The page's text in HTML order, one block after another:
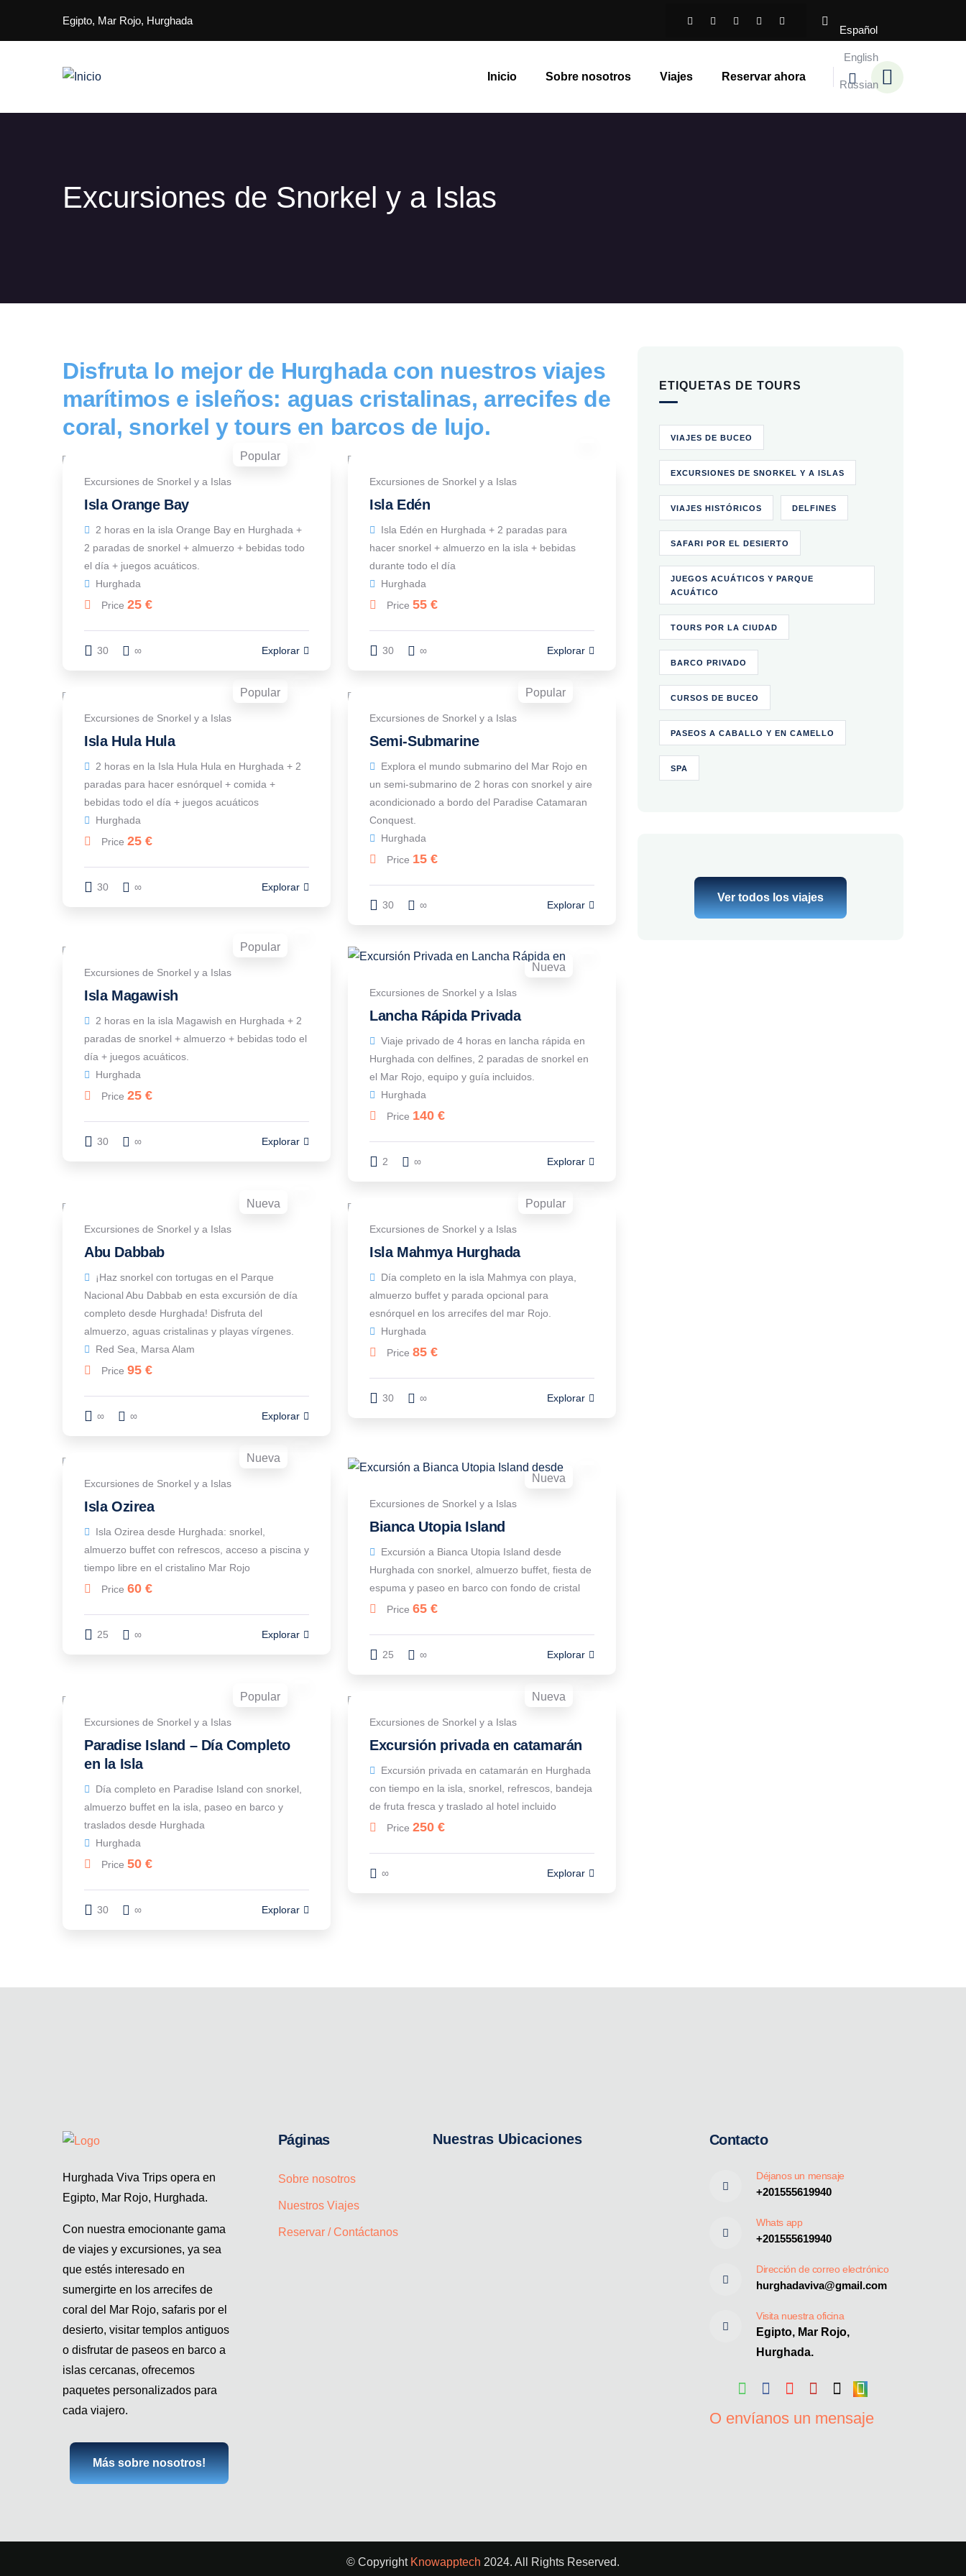
Egipto, Mar Rojo, Hurghada
Español
English
Russian
Inicio Sobre nosotros Viajes Reservar ahora
Excursiones de Snorkel y a Islas
Disfruta lo mejor de Hurghada con nuestros viajes
marítimos e isleños: aguas cristalinas, arrecifes de
coral, snorkel y tours en barcos de lujo.
Popular
Excursiones de Snorkel y a Islas
Isla Orange Bay
2 horas en la isla Orange Bay en Hurghada +
2 paradas de snorkel + almuerzo + bebidas todo
el día + juegos acuáticos.
Hurghada
Price 25 €
30 ∞ Explorar
Excursiones de Snorkel y a Islas
Isla Edén
Isla Edén en Hurghada + 2 paradas para
hacer snorkel + almuerzo en la isla + bebidas
durante todo el día
Hurghada
Price 55 €
30 ∞ Explorar
Popular
Excursiones de Snorkel y a Islas
Isla Hula Hula
2 horas en la Isla Hula Hula en Hurghada + 2
paradas para hacer esnórquel + comida +
bebidas todo el día + juegos acuáticos
Hurghada
Price 25 €
30 ∞ Explorar
Popular
Excursiones de Snorkel y a Islas
Semi-Submarine
Explora el mundo submarino del Mar Rojo en
un semi-submarino de 2 horas con snorkel y aire
acondicionado a bordo del Paradise Catamaran
Conquest.
Hurghada
Price 15 €
30 ∞ Explorar
Popular
Excursiones de Snorkel y a Islas
Isla Magawish
2 horas en la isla Magawish en Hurghada + 2
paradas de snorkel + almuerzo + bebidas todo el
día + juegos acuáticos.
Hurghada
Price 25 €
30 ∞ Explorar
Nueva
Excursiones de Snorkel y a Islas
Lancha Rápida Privada
Viaje privado de 4 horas en lancha rápida en
Hurghada con delfines, 2 paradas de snorkel en
el Mar Rojo, equipo y guía incluidos.
Hurghada
Price 140 €
2 ∞ Explorar
Nueva
Excursiones de Snorkel y a Islas
Abu Dabbab
¡Haz snorkel con tortugas en el Parque
Nacional Abu Dabbab en esta excursión de día
completo desde Hurghada! Disfruta del
almuerzo, aguas cristalinas y playas vírgenes.
Red Sea, Marsa Alam
Price 95 €
∞ ∞ Explorar
Popular
Excursiones de Snorkel y a Islas
Isla Mahmya Hurghada
Día completo en la isla Mahmya con playa,
almuerzo buffet y parada opcional para
esnórquel en los arrecifes del mar Rojo.
Hurghada
Price 85 €
30 ∞ Explorar
Nueva
Excursiones de Snorkel y a Islas
Isla Ozirea
Isla Ozirea desde Hurghada: snorkel,
almuerzo buffet con refrescos, acceso a piscina y
tiempo libre en el cristalino Mar Rojo
Price 60 €
25 ∞ Explorar
Nueva
Excursiones de Snorkel y a Islas
Bianca Utopia Island
Excursión a Bianca Utopia Island desde
Hurghada con snorkel, almuerzo buffet, fiesta de
espuma y paseo en barco con fondo de cristal
Price 65 €
25 ∞ Explorar
Popular
Excursiones de Snorkel y a Islas
Paradise Island – Día Completo
en la Isla
Día completo en Paradise Island con snorkel,
almuerzo buffet en la isla, paseo en barco y
traslados desde Hurghada
Hurghada
Price 50 €
30 ∞ Explorar
Nueva
Excursiones de Snorkel y a Islas
Excursión privada en catamarán
Excursión privada en catamarán en Hurghada
con tiempo en la isla, snorkel, refrescos, bandeja
de fruta fresca y traslado al hotel incluido
Price 250 €
∞ Explorar
ETIQUETAS DE TOURS
VIAJES DE BUCEO
EXCURSIONES DE SNORKEL Y A ISLAS
VIAJES HISTÓRICOS DELFINES
SAFARI POR EL DESIERTO
JUEGOS ACUÁTICOS Y PARQUE
ACUÁTICO
TOURS POR LA CIUDAD
BARCO PRIVADO
CURSOS DE BUCEO
PASEOS A CABALLO Y EN CAMELLO
SPA
Ver todos los viajes
Hurghada Viva Trips opera en
Egipto, Mar Rojo, Hurghada.
Con nuestra emocionante gama
de viajes y excursiones, ya sea
que estés interesado en
sumergirte en los arrecifes de
coral del Mar Rojo, safaris por el
desierto, visitar templos antiguos
o disfrutar de paseos en barco a
islas cercanas, ofrecemos
paquetes personalizados para
cada viajero.
Más sobre nosotros!
Páginas
Sobre nosotros
Nuestros Viajes
Reservar / Contáctanos
Nuestras Ubicaciones Contacto
Déjanos un mensaje
+201555619940
Whats app
+201555619940
Dirección de correo electrónico
hurghadaviva@gmail.com
Visita nuestra oficina
Egipto, Mar Rojo,
Hurghada.
O envíanos un mensaje
© Copyright Knowapptech 2024. All Rights Reserved.